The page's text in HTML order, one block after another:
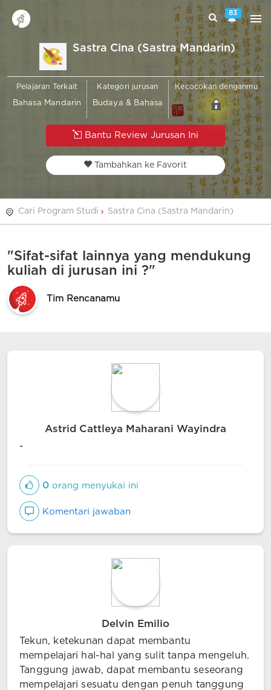
83
Sastra Cina (Sastra Mandarin)
Pelajaran Terkait
Bahasa Mandarin
Kategori jurusan
Budaya & Bahasa
Kecocokan denganmu
Bantu Review Jurusan Ini
Tambahkan ke Favorit
Cari Program Studi Sastra Cina (Sastra Mandarin)
"Sifat-sifat lainnya yang mendukung
kuliah di jurusan ini ?"
Tim Rencanamu
Astrid Cattleya Maharani Wayindra
-
0 orang menyukai ini
Komentari jawaban
Delvin Emilio
Tekun, ketekunan dapat membantu
mempelajari hal-hal yang sulit tanpa mengeluh.
Tanggung jawab, dapat membantu seseorang
mempelajari sesuatu dengan penuh tanggung